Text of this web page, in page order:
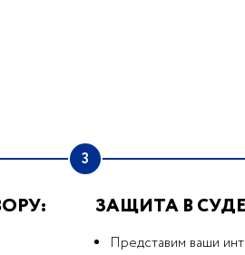
3
ЗАЩИТА В
Представим ваши